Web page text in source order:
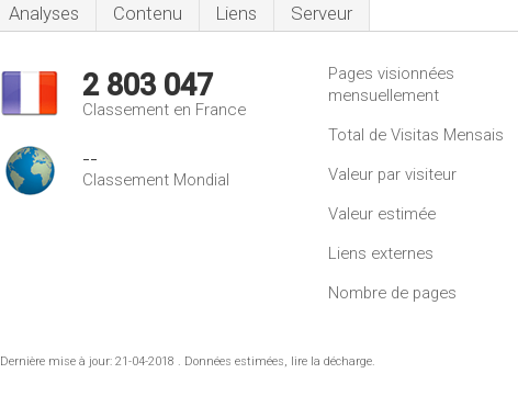
Analyses Contenu Liens Serveur
2 803 047
Classement en France
--
Classement Mondial
Pages visionnées
mensuellement
Total de Visitas Mensais
Valeur par visiteur
Valeur estimée
Liens externes
Nombre de pages
Dernière mise à jour: 21-04-2018 . Données estimées, lire la décharge.